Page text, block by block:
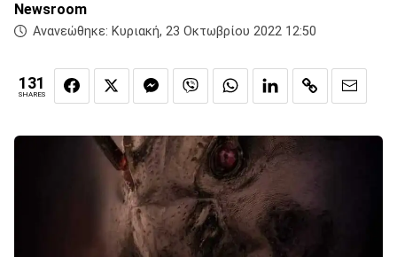
Newsroom
Ανανεώθηκε: Κυριακή, 23 Οκτωβρίου 2022 12:50
131
SHARES